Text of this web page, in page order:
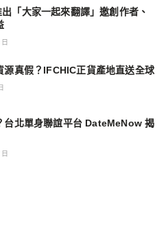
「大家一起來翻譯」邀創作者、
源真假？IFCHIC正貨產地直送全球
台北單身聯誼平台 DateMeNow 揭